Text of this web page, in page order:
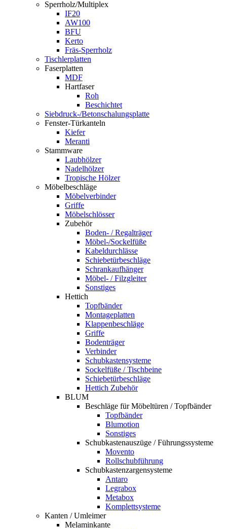
Sperrholz/Multiplex
IF20
AW100
BFU
Kerto
Fräs-Sperrholz
Tischlerplatten
Faserplatten
MDF
Hartfaser
Roh
Beschichtet
Siebdruck-/Betonschalungsplatte
Fenster-Türkanteln
Kiefer
Meranti
Stammware
Laubhölzer
Nadelhölzer
Tropische Hölzer
Möbelbeschläge
Möbelverbinder
Griffe
Möbelschlösser
Zubehör
Boden- / Regalträger
Möbel-/Sockelfüße
Kabeldurchlässe
Schiebetürbeschläge
Schrankaufhänger
Möbel- / Filzgleiter
Sonstiges
Hettich
Topfbänder
Montageplatten
Klappenbeschläge
Griffe
Bodenträger
Verbinder
Schubkastensysteme
Sockelfüße / Tischbeine
Schiebetürbeschläge
Hettich Zubehör
BLUM
Beschläge für Möbeltüren / Topfbänder
Topfbänder
Blumotion
Sonstiges
Schubkastenauszüge / Führungssysteme
Movento
Rollschubführung
Schubkastenzargensysteme
Antaro
Legrabox
Metabox
Komplettsysteme
Kanten / Umleimer
Melaminkante